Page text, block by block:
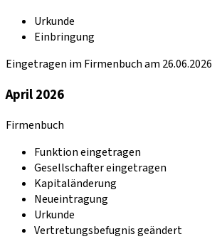
Urkunde
Einbringung
Eingetragen im Firmenbuch am 26.06.2026
April 2026
Firmenbuch
Funktion eingetragen
Gesellschafter eingetragen
Kapitaländerung
Neueintragung
Urkunde
Vertretungsbefugnis geändert